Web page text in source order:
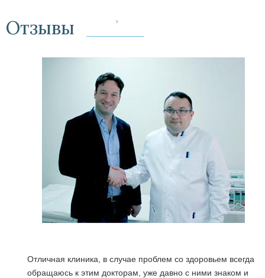
Отзывы
Отличная клиника, в случае проблем со здоровьем всегда
обращаюсь к этим докторам, уже давно с ними знаком и
‹